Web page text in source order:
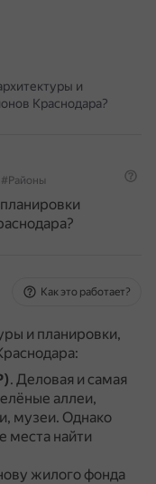
и
Краснодара?
#Районы
Как это работает?
и планировки,
. Деловая и самая
аллеи,
музеи. Однако
места найти
жилого фонда